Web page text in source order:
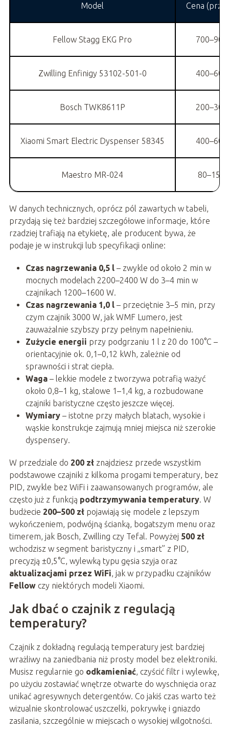
Model Cena
Fellow Stagg EKG Pro 700–900
Zwilling Enfinigy 53102-501-0 400–600
Bosch TWK8611P 200–300
Xiaomi Smart Electric Dyspenser 58345 400–600
Maestro MR-024 80–150
W danych technicznych, oprócz pól zawartych w tabeli,
przydają się też bardziej szczegółowe informacje, które
rzadziej trafiają na etykietę, ale producent bywa, że
podaje je w instrukcji lub specyfikacji online:
Czas nagrzewania 0,5 l – zwykle od około 2 min w
mocnych modelach 2200–2400 W do 3–4 min w
czajnikach 1200–1600 W.
Czas nagrzewania 1,0 l – przeciętnie 3–5 min, przy
czym czajnik 3000 W, jak WMF Lumero, jest
zauważalnie szybszy przy pełnym napełnieniu.
Zużycie energii przy podgrzaniu 1 l z 20 do 100°C –
orientacyjnie ok. 0,1–0,12 kWh, zależnie od
sprawności i strat ciepła.
Waga– lekkie modele z tworzywa potrafią ważyć
około 0,8–1 kg, stalowe 1–1,4 kg, a rozbudowane
czajniki baristyczne często jeszcze więcej.
Wymiary– istotne przy małych blatach, wysokie i
wąskie konstrukcje zajmują mniej miejsca niż szerokie
dyspensery.
W przedziale do 200 złznajdziesz przede wszystkim
podstawowe czajniki z kilkoma progami temperatury, bez
PID, zwykle bez WiFi i zaawansowanych programów, ale
często już z funkcją podtrzymywania temperatury. W
budżecie 200–500 złpojawiają się modele z lepszym
wykończeniem, podwójną ścianką, bogatszym menu oraz
timerem, jak Bosch, Zwilling czy Tefal. Powyżej 500 zł
wchodzisz w segment baristyczny i „smart” z PID,
precyzją ±0,5°C, wylewką typu gęsia szyja oraz
aktualizacjami przez WiFi , jak w przypadku czajników
Fellowczy niektórych modeli Xiaomi.
Jak dbać o czajnik z regulacją
temperatury?
Czajnik z dokładną regulacją temperatury jest bardziej
wrażliwy na zaniedbania niż prosty model bez elektroniki.
Musisz regularnie go odkamieniać, czyścić filtr i wylewkę,
po użyciu zostawiać wnętrze otwarte do wyschnięcia oraz
unikać agresywnych detergentów. Co jakiś czas warto też
wizualnie skontrolować uszczelki, pokrywkę i gniazdo
zasilania, szczególnie w miejscach o wysokiej wilgotności.